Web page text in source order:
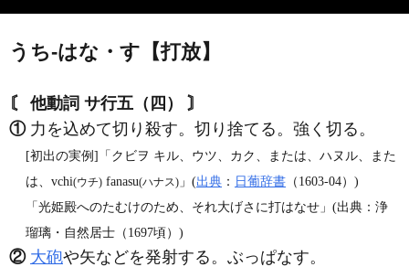
うち‐はな・す【打放】
〘 他動詞 サ行五（四） 〙
①力を込めて切り殺す。切り捨てる。強く切る。
[初出の実例]「クビヲ キル、ウツ、カク、または、ハヌル、また
は、vchi(ウチ) fanasu(ハナス) 」(出典 ： 日葡辞書 （1603‐04）)
「光姫殿へのたむけのため、それ大げさに打はなせ」(出典：浄
瑠璃・自然居士（1697頃）)
② 大砲や矢などを発射する。ぶっぱなす。